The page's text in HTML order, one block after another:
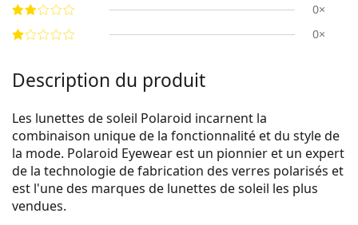
0×
0×
Description du produit
Les lunettes de soleil Polaroid incarnent la
combinaison unique de la fonctionnalité et du style de
la mode. Polaroid Eyewear est un pionnier et un expert
de la technologie de fabrication des verres polarisés et
est l'une des marques de lunettes de soleil les plus
vendues.